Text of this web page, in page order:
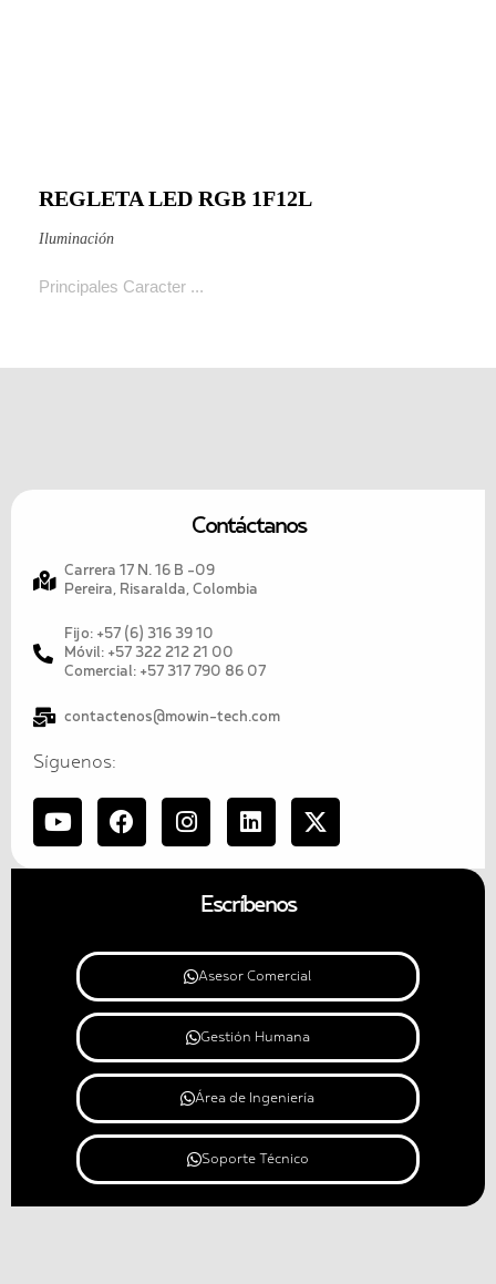
REGLETA LED RGB 1F12L
Iluminación
Principales Caracter ...
Ver producto
Contáctanos
Carrera 17 N. 16 B -09
Pereira, Risaralda, Colombia
Fijo: +57 (6) 316 39 10
Móvil: +57 322 212 21 00
Comercial: +57 317 790 86 07
contactenos@mowin-tech.com
Síguenos:
Escríbenos
Asesor Comercial
Gestión Humana
Área de Ingeniería
Soporte Técnico